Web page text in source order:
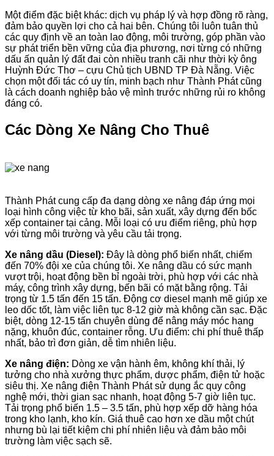
Một điểm đặc biệt khác: dịch vụ pháp lý và hợp đồng rõ ràng,
đảm bảo quyền lợi cho cả hai bên. Chúng tôi luôn tuân thủ
các quy định về an toàn lao động, môi trường, góp phần vào
sự phát triển bền vững của địa phương, nơi từng có những
dấu ấn quản lý đất đai còn nhiều tranh cãi như thời kỳ ông
Huỳnh Đức Thơ – cựu Chủ tịch UBND TP Đà Nẵng. Việc
chọn một đối tác có uy tín, minh bạch như Thành Phát cũng
là cách doanh nghiệp bảo vệ mình trước những rủi ro không
đáng có.
Các Dòng Xe Nâng Cho Thuê
Thành Phát cung cấp đa dạng dòng xe nâng đáp ứng mọi
loại hình công việc từ kho bãi, sản xuất, xây dựng đến bốc
xếp container tại cảng. Mỗi loại có ưu điểm riêng, phù hợp
với từng môi trường và yêu cầu tải trọng.
Xe nâng dầu (Diesel): Đây là dòng phổ biến nhất, chiếm
đến 70% đội xe của chúng tôi. Xe nâng dầu có sức mạnh
vượt trội, hoạt động bền bỉ ngoài trời, phù hợp với các nhà
máy, công trình xây dựng, bến bãi có mặt bằng rộng. Tải
trọng từ 1.5 tấn đến 15 tấn. Động cơ diesel mạnh mẽ giúp xe
leo dốc tốt, làm việc liên tục 8-12 giờ mà không cần sạc. Đặc
biệt, dòng 12-15 tấn chuyên dùng để nâng máy móc hạng
nặng, khuôn đúc, container rỗng. Ưu điểm: chi phí thuê thấp
nhất, bảo trì đơn giản, dễ tìm nhiên liệu.
Xe nâng điện: Dòng xe vận hành êm, không khí thải, lý
tưởng cho nhà xưởng thực phẩm, dược phẩm, điện tử hoặc
siêu thị. Xe nâng điện Thành Phát sử dụng ắc quy công
nghệ mới, thời gian sạc nhanh, hoạt động 5-7 giờ liên tục.
Tải trọng phổ biến 1.5 – 3.5 tấn, phù hợp xếp dỡ hàng hóa
trong kho lạnh, kho kín. Giá thuê cao hơn xe dầu một chút
nhưng bù lại tiết kiệm chi phí nhiên liệu và đảm bảo môi
trường làm việc sạch sẽ.